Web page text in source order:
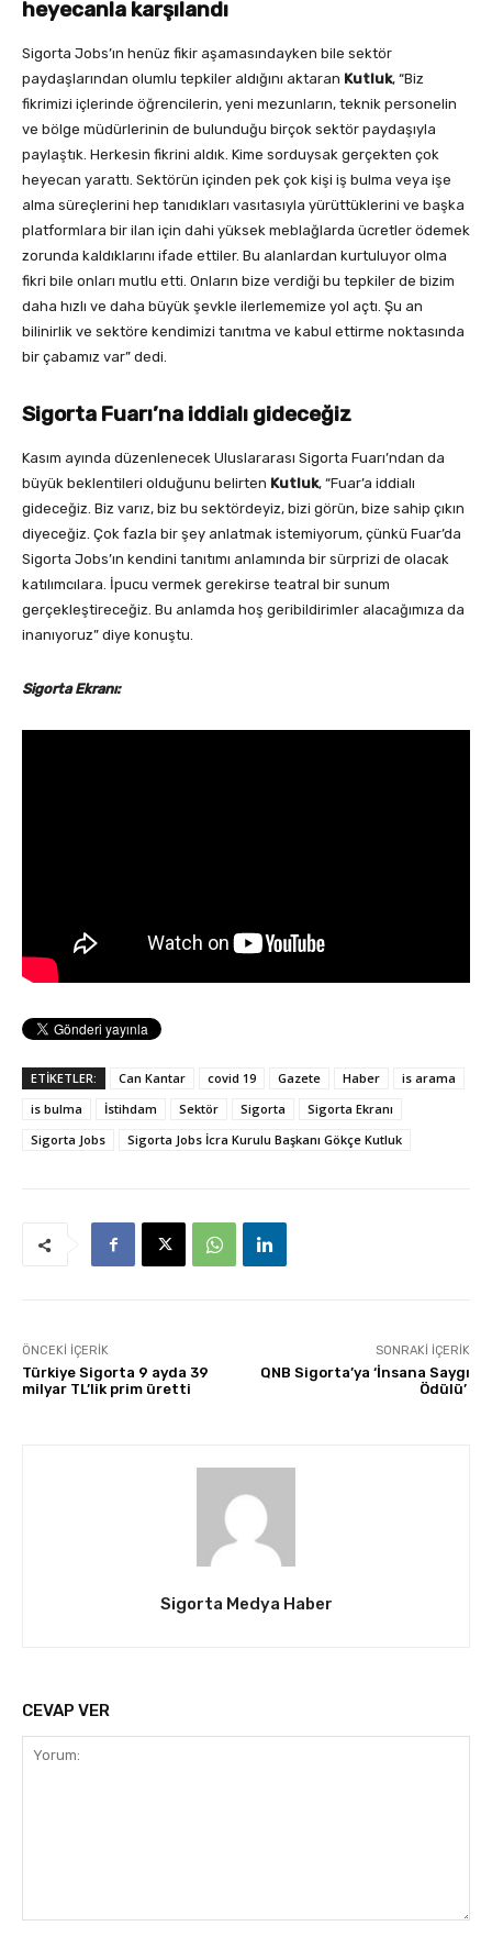
heyecanla karşılandı
Sigorta Jobs’ın henüz fikir aşamasındayken bile sektör
paydaşlarından olumlu tepkiler aldığını aktaran Kutluk, “Biz
fikrimizi içlerinde öğrencilerin, yeni mezunların, teknik personelin
ve bölge müdürlerinin de bulunduğu birçok sektör paydaşıyla
paylaştık. Herkesin fikrini aldık. Kime sorduysak gerçekten çok
heyecan yarattı. Sektörün içinden pek çok kişi iş bulma veya işe
alma süreçlerini hep tanıdıkları vasıtasıyla yürüttüklerini ve başka
platformlara bir ilan için dahi yüksek meblağlarda ücretler ödemek
zorunda kaldıklarını ifade ettiler. Bu alanlardan kurtuluyor olma
fikri bile onları mutlu etti. Onların bize verdiği bu tepkiler de bizim
daha hızlı ve daha büyük şevkle ilerlememize yol açtı. Şu an
bilinirlik ve sektöre kendimizi tanıtma ve kabul ettirme noktasında
bir çabamız var” dedi.
Sigorta Fuarı’na iddialı gideceğiz
Kasım ayında düzenlenecek Uluslararası Sigorta Fuarı’ndan da
büyük beklentileri olduğunu belirten Kutluk, “Fuar’a iddialı
gideceğiz. Biz varız, biz bu sektördeyiz, bizi görün, bize sahip çıkın
diyeceğiz. Çok fazla bir şey anlatmak istemiyorum, çünkü Fuar’da
Sigorta Jobs’ın kendini tanıtımı anlamında bir sürprizi de olacak
katılımcılara. İpucu vermek gerekirse teatral bir sunum
gerçekleştireceğiz. Bu anlamda hoş geribildirimler alacağımıza da
inanıyoruz” diye konuştu.
Sigorta Ekranı:
ETİKETLER: Can Kantar covid 19 Gazete Haber
is arama
is bulma
İstihdam Sektör Sigorta
Sigorta Ekranı
Sigorta Jobs
Sigorta Jobs İcra Kurulu Başkanı Gökçe Kutluk
ÖNCEKI İÇERIK
Türkiye Sigorta 9 ayda 39
milyar TL’lik prim üretti
SONRAKI İÇERIK
QNB Sigorta’ya ‘İnsana Saygı
Ödülü’
Sigorta Medya Haber
CEVAP VER